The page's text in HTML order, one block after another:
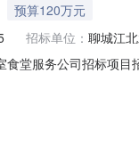
预算120万元
招标单位： 聊城江
食堂服务公司招标项
件。一、项目基本情